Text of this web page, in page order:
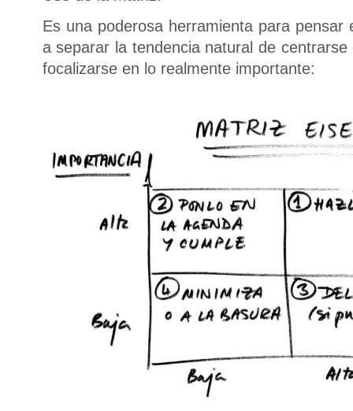
Es una poderosa herramienta para pensar
a separar la tendencia natural de
focalizarse en lo realmente importante: